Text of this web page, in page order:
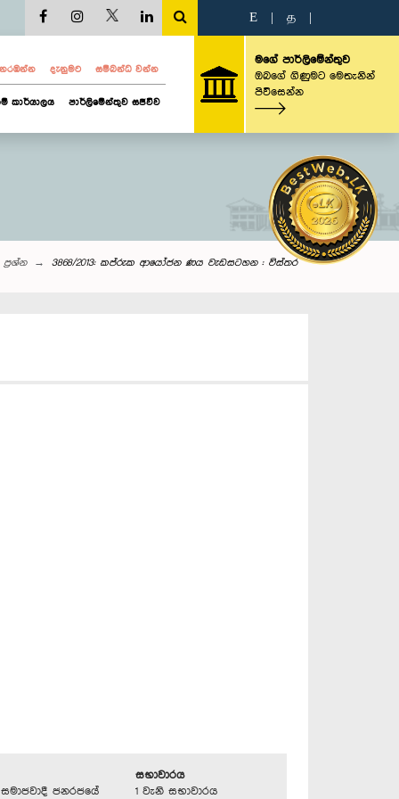
E த
දැනුමට සම්බන්ධ වන්න
කාර්යාලය පාර්ලිමේන්තුව සජීවීව
මගේ පාර්ලිමේන්තුව
ඔබගේ ගිණුමට මෙතැනින්
පිවිසෙන්න
3868/2013: කප්රුක ආයෝජන ණය වැඩසටහන : විස්තර
සමාජවාදී ජනරජයේ
සභාවාරය
1 වැනි සභාවාරය